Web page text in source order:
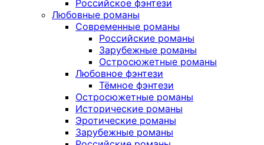
Российское фэнтези
Любовные романы
Современные романы
Российские романы
Зарубежные романы
Остросюжетные романы
Любовное фэнтези
Тёмное фэнтези
Остросюжетные романы
Исторические романы
Эротические романы
Зарубежные романы